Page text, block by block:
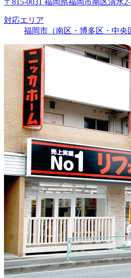
〒815-0031 福岡県福岡市南区清水2-
対応エリア
福岡市（南区・博多区・中央